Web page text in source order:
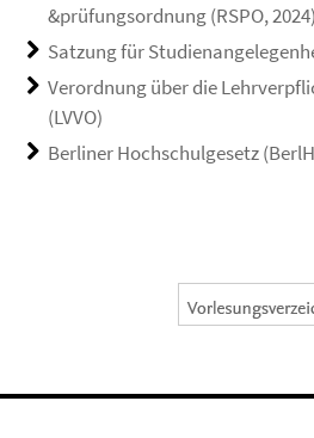
&prüfungsordnung (RSPO, 2024)
Satzung für
Verordnung über die
(LVVO)
Berliner Hochschulgesetz